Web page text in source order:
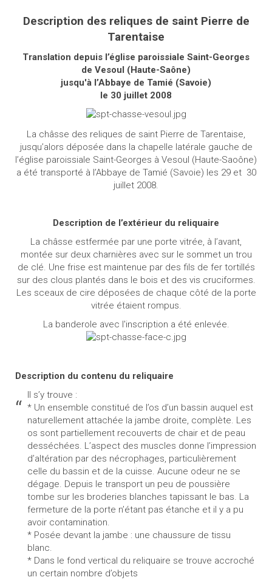
Description des reliques de saint Pierre de
Tarentaise
Translation depuis l’église paroissiale Saint-Georges
de Vesoul (Haute-Saône)
jusqu'à l’Abbaye de Tamié (Savoie)
le 30 juillet 2008
La châsse des reliques de saint Pierre de Tarentaise,
jusqu’alors déposée dans la chapelle latérale gauche de
l’église paroissiale Saint-Georges à Vesoul (Haute-Saoône)
a été transporté à l’Abbaye de Tamié (Savoie) les 29 et 30
juillet 2008.
Description de l’extérieur du reliquaire
La châsse estfermée par une porte vitrée, à l’avant,
montée sur deux charnières avec sur le sommet un trou
de clé. Une frise est maintenue par des fils de fer tortillés
sur des clous plantés dans le bois et des vis cruciformes.
Les sceaux de cire déposées de chaque côté de la porte
vitrée étaient rompus.
La banderole avec l'inscription a été enlevée.
Description du contenu du reliquaire
Il s’y trouve :
* Un ensemble constitué de l’os d’un bassin auquel est
naturellement attachée la jambe droite, complète. Les
os sont partiellement recouverts de chair et de peau
desséchées. L’aspect des muscles donne l’impression
d’altération par des nécrophages, particulièrement
celle du bassin et de la cuisse. Aucune odeur ne se
dégage. Depuis le transport un peu de poussière
tombe sur les broderies blanches tapissant le bas. La
fermeture de la porte n’étant pas étanche et il y a pu
avoir contamination.
* Posée devant la jambe : une chaussure de tissu
blanc.
* Dans le fond vertical du reliquaire se trouve accroché
un certain nombre d’objets